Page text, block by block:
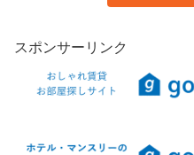
スポンサーリンク